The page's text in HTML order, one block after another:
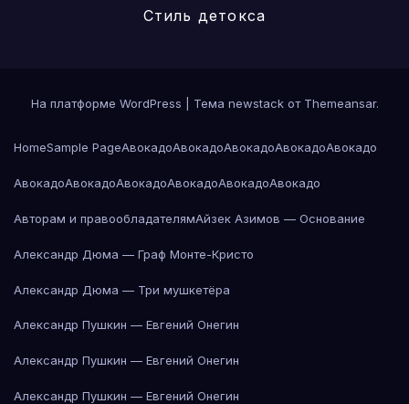
Стиль детокса
На платформе WordPress Тема newstack от Themeansar.
HomeSample PageАвокадоАвокадоАвокадоАвокадоАвокадо
АвокадоАвокадоАвокадоАвокадоАвокадоАвокадо
Авторам и правообладателямАйзек Азимов — Основание
Александр Дюма — Граф Монте-Кристо
Александр Дюма — Три мушкетёра
Александр Пушкин — Евгений Онегин
Александр Пушкин — Евгений Онегин
Александр Пушкин — Евгений Онегин